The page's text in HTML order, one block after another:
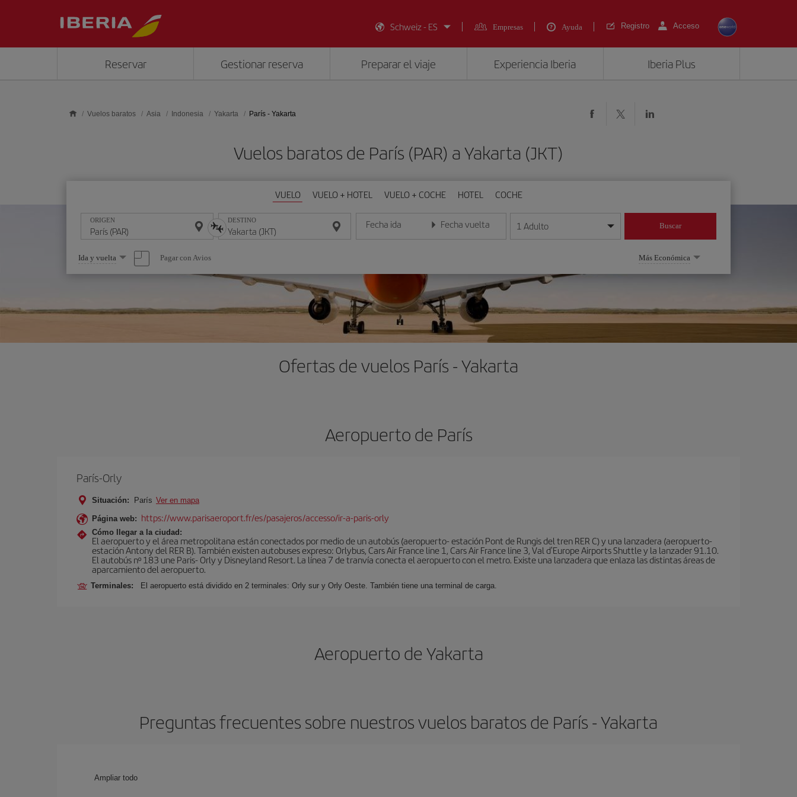
Schweiz - ES
Empresas Ayuda Registro Acceso
Reservar Gestionar reserva Preparar el viaje Experiencia Iberia Iberia Plus
Vuelos baratos Asia Indonesia Yakarta París - Yakarta
Vuelos baratos de París (PAR) a Yakarta (JKT)
VUELO VUELO + HOTEL VUELO + COCHE HOTEL COCHE
ORIGEN DESTINO Fecha ida
Introduce la fecha en formato día/mes/año
Fecha vuelta
Introduce la fecha en formato día/mes/año
1 Adulto Buscar
Seleccione
una
opción
Ida y vuelta Pagar con Avios Más Económica
Ofertas de vuelos París - Yakarta
Aeropuerto de París
París-Orly
Situación: París Ver en mapa
Página web: https://www.parisaeroport.fr/es/pasajeros/accesso/ir-a-paris-orly
Cómo llegar a la ciudad:
El aeropuerto y el área metropolitana están conectados por medio de un autobús (aeropuerto- estación Pont de Rungis del tren RER C) y una lanzadera (aeropuerto-
estación Antony del RER B). También existen autobuses expreso: Orlybus, Cars Air France line 1, Cars Air France line 3, Val d'Europe Airports Shuttle y la lanzader 91.10.
El autobús nº 183 une Paris- Orly y Disneyland Resort. La línea 7 de tranvía conecta el aeropuerto con el metro. Existe una lanzadera que enlaza las distintas áreas de
aparcamiento del aeropuerto.
Terminales: El aeropuerto está dividido en 2 terminales: Orly sur y Orly Oeste. También tiene una terminal de carga.
Aeropuerto de Yakarta
Preguntas frecuentes sobre nuestros vuelos baratos de París - Yakarta
Ampliar todo